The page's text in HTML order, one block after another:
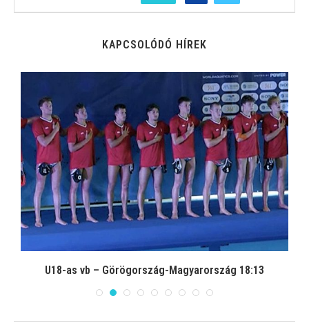
KAPCSOLÓDÓ HÍREK
U18-as vb – Görögország-Magyarország 18:13